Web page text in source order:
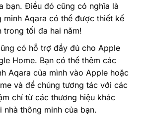
bạn. Điều đó cũng có nghĩa là
minh Aqara có thể được thiết kế
trong tối đa hai năm!‎
có hỗ trợ đầy đủ cho Apple
Home. Bạn có thể thêm các
Aqara của mình vào Apple hoặc
và để chúng tương tác với các
chí từ các thương hiệu khác
nhà thông minh của bạn.‎